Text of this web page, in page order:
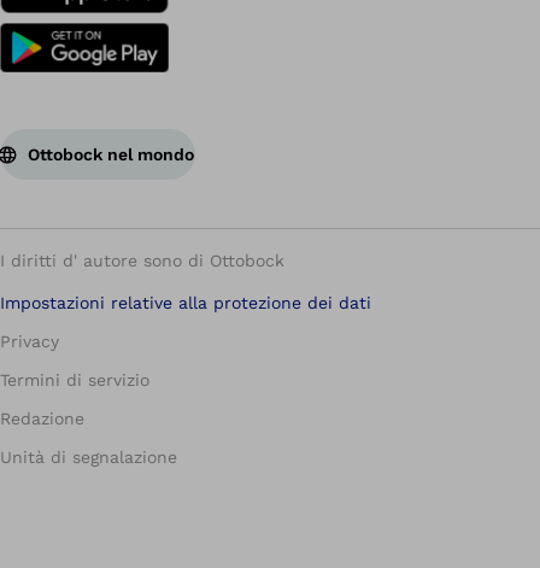
Ottobock nel mondo
I diritti d' autore sono di Ottobock
Impostazioni relative alla protezione dei dati
Privacy
Termini di servizio
Redazione
Unità di segnalazione